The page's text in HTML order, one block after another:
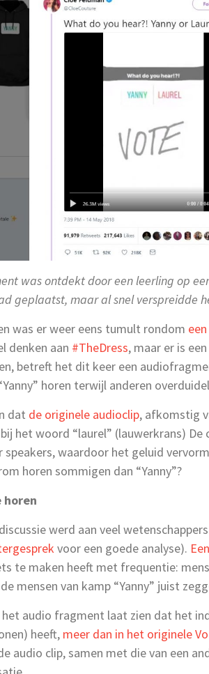
was ontdekt door een leerling op
geplaatst, maar al snel verspreidde
was er weer eens tumult rondom een
denken aan #TheDress, maar er is
betreft het dit keer een
horen terwijl anderen
dat de originele audioclip, afkomstig
het woord “laurel” (lauwerkrans)
speakers, waardoor het geluid
horen sommigen dan “Yanny”?
horen
werd aan veel
voor een goede analyse).
te maken heeft met frequentie:
mensen van kamp “Yanny” juist
het audio fragment laat zien dat het
heeft, meer dan in het originele
audio clip, samen met die van een